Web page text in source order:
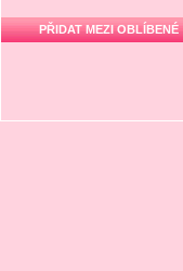
PŘIDAT MEZI OBLÍBENÉ